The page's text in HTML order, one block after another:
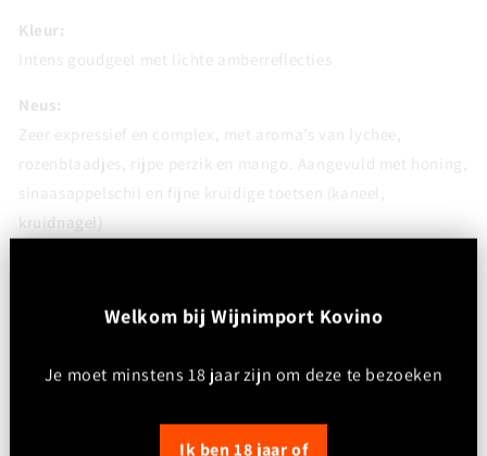
Kleur:
Intens goudgeel met lichte amberreflecties
Neus:
Zeer expressief en complex, met aroma’s van lychee,
rozenblaadjes, rijpe perzik en mango. Aangevuld met honing,
sinaasappelschil en fijne kruidige toetsen (kaneel,
kruidnagel)
mooi ondersteund door frisse zuren en een krachtige
en specerijen, met een duidelijke terroirexpressie
Welkom bij Wijnimport Kovino
Je moet minstens 18 jaar zijn om deze te bezoeken
Ik ben 18 jaar of